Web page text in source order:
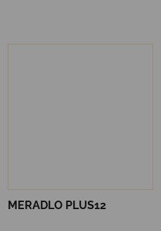
MERADLO PLUS12